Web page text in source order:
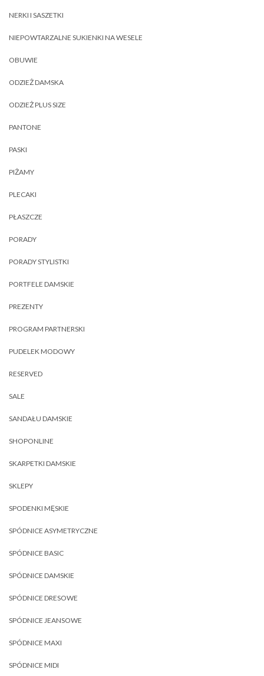
NERKI I SASZETKI
NIEPOWTARZALNE SUKIENKI NA WESELE
OBUWIE
ODZIEŻ DAMSKA
ODZIEŻ PLUS SIZE
PANTONE
PASKI
PIŻAMY
PLECAKI
PŁASZCZE
PORADY
PORADY STYLISTKI
PORTFELE DAMSKIE
PREZENTY
PROGRAM PARTNERSKI
PUDELEK MODOWY
RESERVED
SALE
SANDAŁU DAMSKIE
SHOPONLINE
SKARPETKI DAMSKIE
SKLEPY
SPODENKI MĘSKIE
SPÓDNICE ASYMETRYCZNE
SPÓDNICE BASIC
SPÓDNICE DAMSKIE
SPÓDNICE DRESOWE
SPÓDNICE JEANSOWE
SPÓDNICE MAXI
SPÓDNICE MIDI